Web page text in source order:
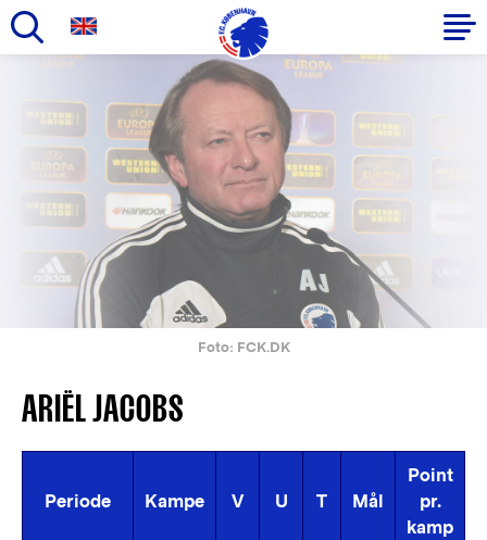
hovedindhold
Primær
navigation
Foto: FCK.DK
ARIËL JACOBS
Periode Kampe V U T Mål
Point
pr.
kamp